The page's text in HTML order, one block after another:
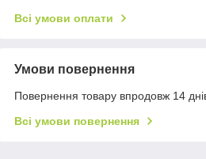
Всі умови оплати
Умови повернення
Повернення товару впродовж 14
Всі умови повернення